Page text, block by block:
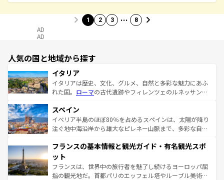
1 2 3 … 8
AD
AD
人気の国と地域から探す
イタリア
イタリアは歴史、文化、グルメ、自然と多彩な魅力にあふ
れた国。 ローマの古代遺跡やフィレンツェのルネッサンス
ろん、トスカーナの美しい田園風景やアマルフィ海岸の絶
景など、自然景観も見逃せない。観光の合間には、本場の
ピザやパスタなど、絶品のイタリア料理を堪能することも
ませてくれるイタリアで、忘れられない旅をしてみよう！
なお、新着のイタリア情報は
しい。
スペイン
イベリア半島のほぼ80％を占めるスペインは、太陽が降り
注ぐ地中海沿岸から雄大なピレネー山脈まで、多彩な自然
文化が根付くこの国では、情熱的なフラメンコ、熱気あふ
れる闘牛、そして美味しいタパスが生活の一部となってい
る。首都マドリードの洗練された雰囲気や、バルセロナの
アートに溢れた街角から、地方では古代ローマ遺跡や中世
フランスの基本情報と観光ガイド・有名観光スポ
ット
フランスは、世界中の旅行者を魅了し続けるヨーロッパ屈
指の観光地だ。首都パリのエッフェル塔やルーブル美術館